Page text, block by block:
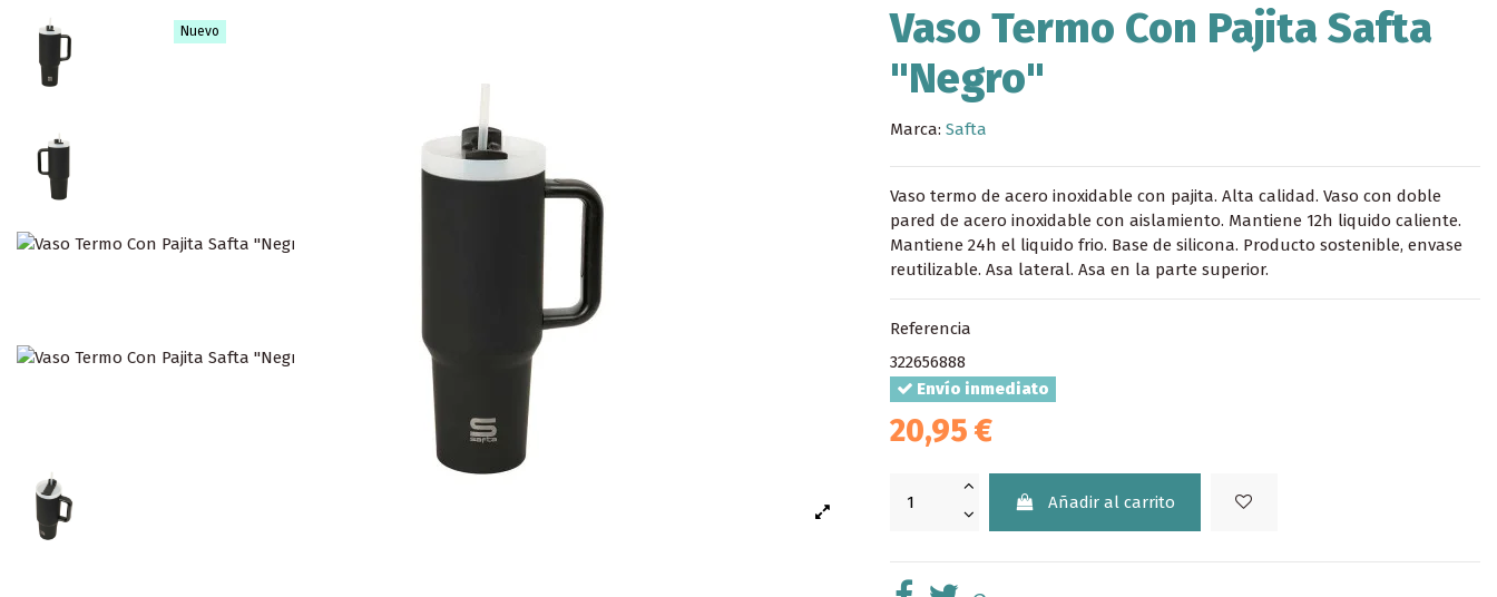
Nuevo
Vaso Termo Con Pajita Safta
"Negro"
Marca: Safta
Vaso termo de acero inoxidable con pajita. Alta calidad. Vaso con doble
pared de acero inoxidable con aislamiento. Mantiene 12h liquido caliente.
Mantiene 24h el liquido frio. Base de silicona. Producto sostenible, envase
reutilizable. Asa lateral. Asa en la parte superior.
Referencia
322656888
Envío inmediato
20,95 €
Añadir al carrito